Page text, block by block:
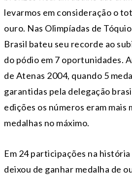
levarmos em consideração o
ouro. Nas Olimpíadas de
Brasil bateu seu recorde ao
do pódio em 7 oportunidades.
de Atenas 2004, quando 5
garantidas pela delegação
edições os números eram mais
medalhas no máximo.
Em 24 participações na
deixou de ganhar medalha de